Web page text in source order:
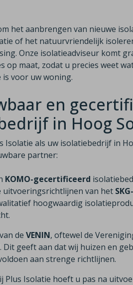
het aanbrengen van nieuwe
of het natuurvriendelijk
Onze isolatieadviseur komt
op maat, zodat u precies weet
voor uw woning.
en
in Hoog
Isolatie als uw isolatiebedrijf in
partner:
KOMO-gecertificeerd
uitvoeringsrichtlijnen van het
hoogwaardig
deVENIN, oftewel de
Dit geeft aan dat wij huizen en
aan strenge richtlijnen.
Plus Isolatie hoeft u pas na